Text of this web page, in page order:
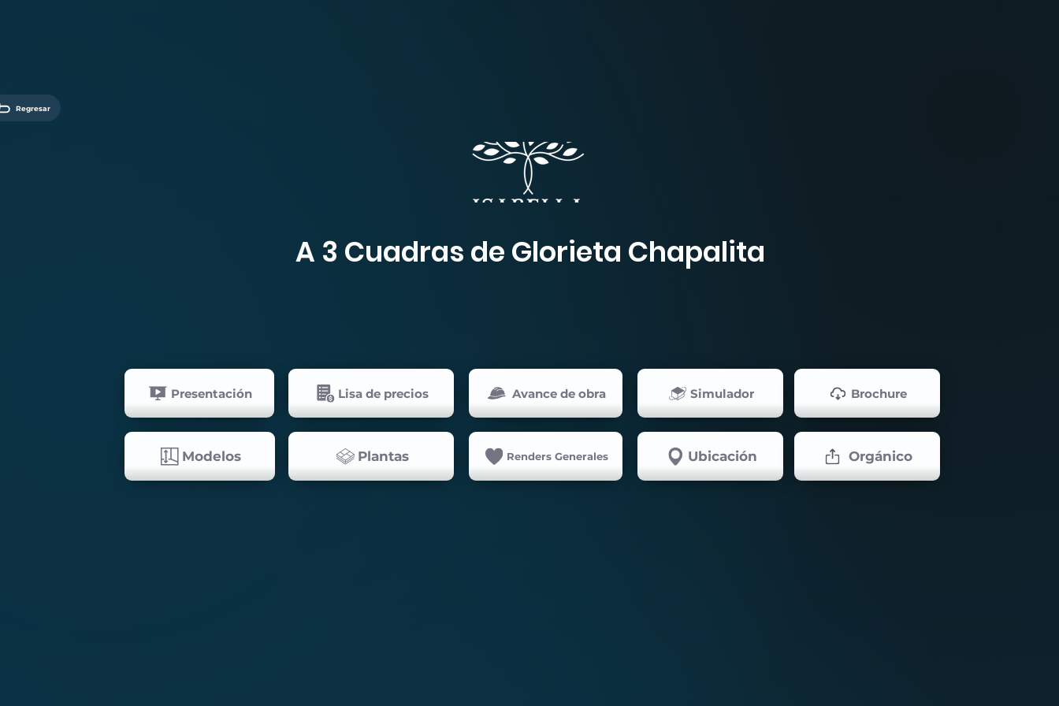
Regresar
A 3 Cuadras de Glorieta Chapalita
Presentación Lisa de precios Avance de obra Simulador Brochure
Modelos Plantas Renders Generales Ubicación Orgánico